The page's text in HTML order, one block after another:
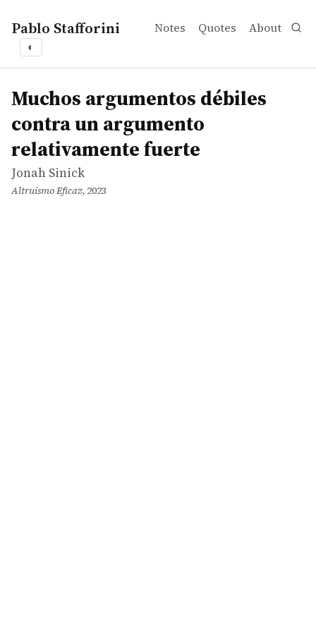
Pablo Stafforini Notes Quotes About
◐
works
Jonah Sinick
Muchos argumentos débiles contra un argumento
online
Muchos argumentos débiles
contra un argumento
relativamente fuerte
Jonah Sinick
Altruismo Eficaz, 2023